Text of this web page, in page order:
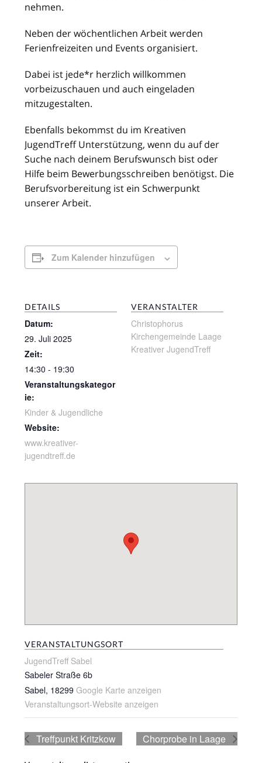
nehmen.
Neben der wöchentlichen Arbeit werden
Ferienfreizeiten und Events organisiert.
Dabei ist jede*r herzlich willkommen
vorbeizuschauen und auch eingeladen
mitzugestalten.
Ebenfalls bekommst du im Kreativen
JugendTreff Unterstützung, wenn du auf der
Suche nach deinem Berufswunsch bist oder
Hilfe beim Bewerbungsschreiben benötigst. Die
Berufsvorbereitung ist ein Schwerpunkt
unserer Arbeit.
Zum Kalender hinzufügen
DETAILS
Datum:
29. Juli 2025
Zeit:
14:30 - 19:30
Veranstaltungskategor
ie:
Kinder & Jugendliche
Website:
www.kreativer-
jugendtreff.de
VERANSTALTER
Christophorus
Kirchengemeinde Laage
Kreativer JugendTreff
VERANSTALTUNGSORT
JugendTreff Sabel
Sabeler Straße 6b
Sabel, 18299 Google Karte anzeigen
Veranstaltungsort-Website anzeigen
Treffpunkt Kritzkow Chorprobe in Laage